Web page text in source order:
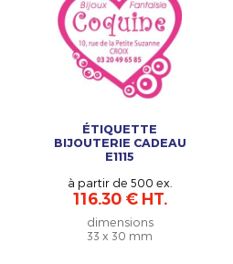
ÉTIQUETTE
BIJOUTERIE CADEAU
E1115
à partir de 500 ex.
116.30 € HT.
dimensions
33 x 30 mm